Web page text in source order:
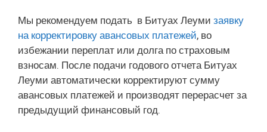
Мы рекомендуем подать в Битуах Леуми заявку
на корректировку авансовых платежей, во
избежании переплат или долга по страховым
взносам. После подачи годового отчета Битуах
Леуми автоматически корректируют сумму
авансовых платежей и производят перерасчет за
предыдущий финансовый год.